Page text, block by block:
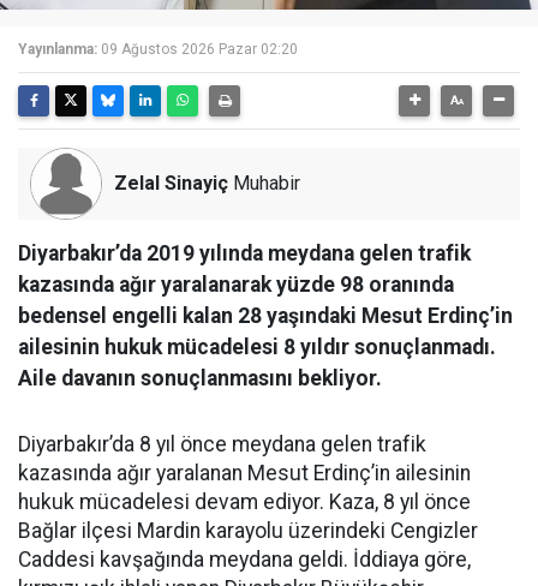
Yayınlanma: 09 Ağustos 2026 Pazar 02:20
Zelal Sinayiç Muhabir
Diyarbakır’da 2019 yılında meydana gelen trafik
kazasında ağır yaralanarak yüzde 98 oranında
bedensel engelli kalan 28 yaşındaki Mesut Erdinç’in
ailesinin hukuk mücadelesi 8 yıldır sonuçlanmadı.
Aile davanın sonuçlanmasını bekliyor.
Diyarbakır’da 8 yıl önce meydana gelen trafik
kazasında ağır yaralanan Mesut Erdinç’in ailesinin
hukuk mücadelesi devam ediyor. Kaza, 8 yıl önce
Bağlar ilçesi Mardin karayolu üzerindeki Cengizler
Caddesi kavşağında meydana geldi. İddiaya göre,